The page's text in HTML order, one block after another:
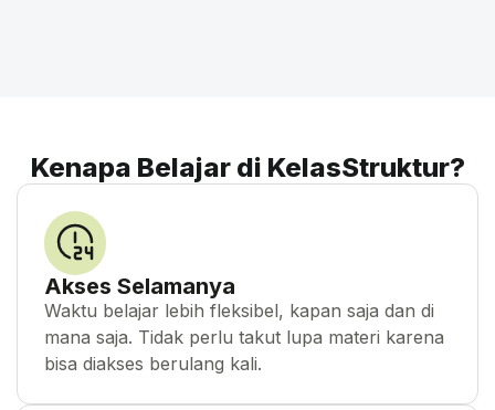
Kenapa Belajar di KelasStruktur?
Akses Selamanya
Waktu belajar lebih fleksibel, kapan saja dan di
mana saja. Tidak perlu takut lupa materi karena
bisa diakses berulang kali.